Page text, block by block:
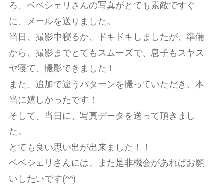
ろ、ベベシェリさんの写真がとても素敵ですぐ
に、メールを送りました。
当日、撮影中寝るか、ドキドキしましたが、準備
から、撮影までとてもスムーズで、息子もスヤス
ヤ寝て、撮影できました！
また、追加で違うパターンを撮っていただき、本
当に嬉しかったです！
そして、当日に、写真データを送って頂きまし
た。
とても良い思い出が出来ました！！
ベベシェリさんには、また是非機会があればお願
いしたいです(^^)